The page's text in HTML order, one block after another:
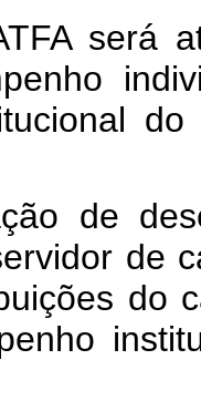
será
de
de
do